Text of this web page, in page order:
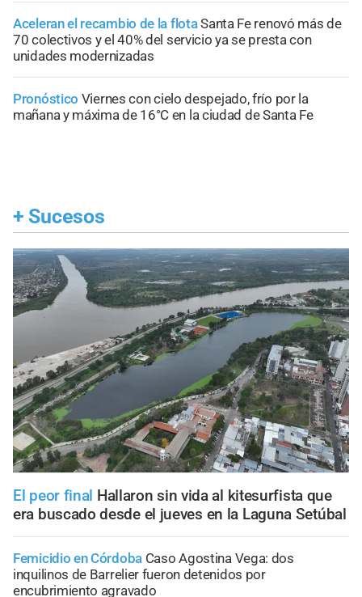
Aceleran el recambio de la flotaSanta Fe renovó más de
70 colectivos y el 40% del servicio ya se presta con
unidades modernizadas
Pronóstico Viernes con cielo despejado, frío por la
mañana y máxima de 16°C en la ciudad de Santa Fe
+ Sucesos
El peor final Hallaron sin vida al kitesurfista que
era buscado desde el jueves en la Laguna Setúbal
Femicidio en Córdoba Caso Agostina Vega: dos
inquilinos de Barrelier fueron detenidos por
encubrimiento agravado